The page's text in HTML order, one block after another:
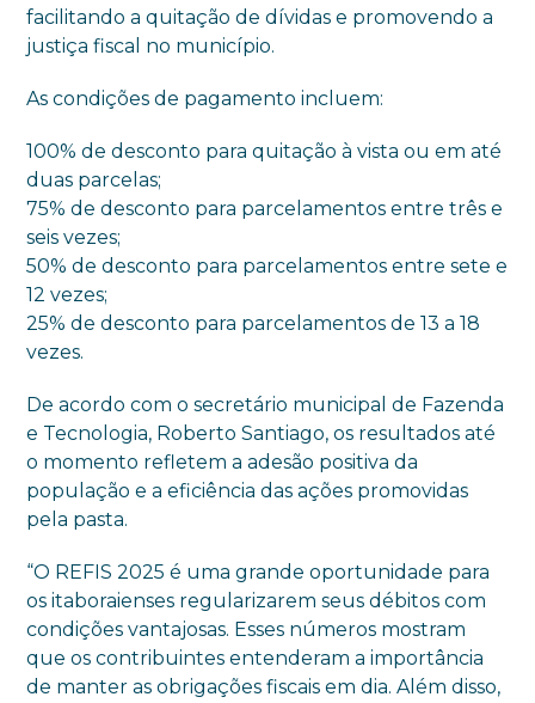
facilitando a quitação de dívidas e promovendo a
justiça fiscal no município.
As condições de pagamento incluem:
100% de desconto para quitação à vista ou em até
duas parcelas;
75% de desconto para parcelamentos entre três e
seis vezes;
50% de desconto para parcelamentos entre sete e
12 vezes;
25% de desconto para parcelamentos de 13 a 18
vezes.
De acordo com o secretário municipal de Fazenda
e Tecnologia, Roberto Santiago, os resultados até
o momento refletem a adesão positiva da
população e a eficiência das ações promovidas
pela pasta.
“O REFIS 2025 é uma grande oportunidade para
os itaboraienses regularizarem seus débitos com
condições vantajosas. Esses números mostram
que os contribuintes entenderam a importância
de manter as obrigações fiscais em dia. Além disso,